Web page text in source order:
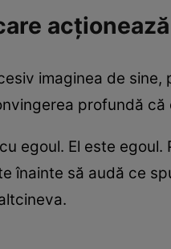
imaginea de
profundă
egoul. El este
înainte să audă ce